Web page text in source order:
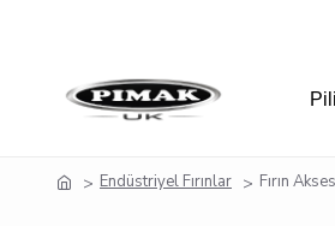
Endüstriyel Fırınlar Fırın